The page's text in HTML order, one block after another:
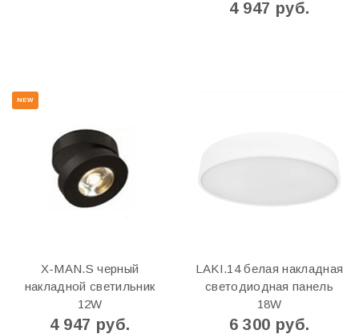
4 947 руб.
NEW
X-MAN.S черный
накладной светильник
12W
4 947 руб.
LAKI.14 белая накладная
светодиодная панель
18W
6 300 руб.